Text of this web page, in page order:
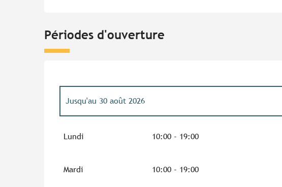
Périodes d'ouverture
Jusqu'au 30 août 2026
Lundi 10:00 - 19:00
Mardi 10:00 - 19:00